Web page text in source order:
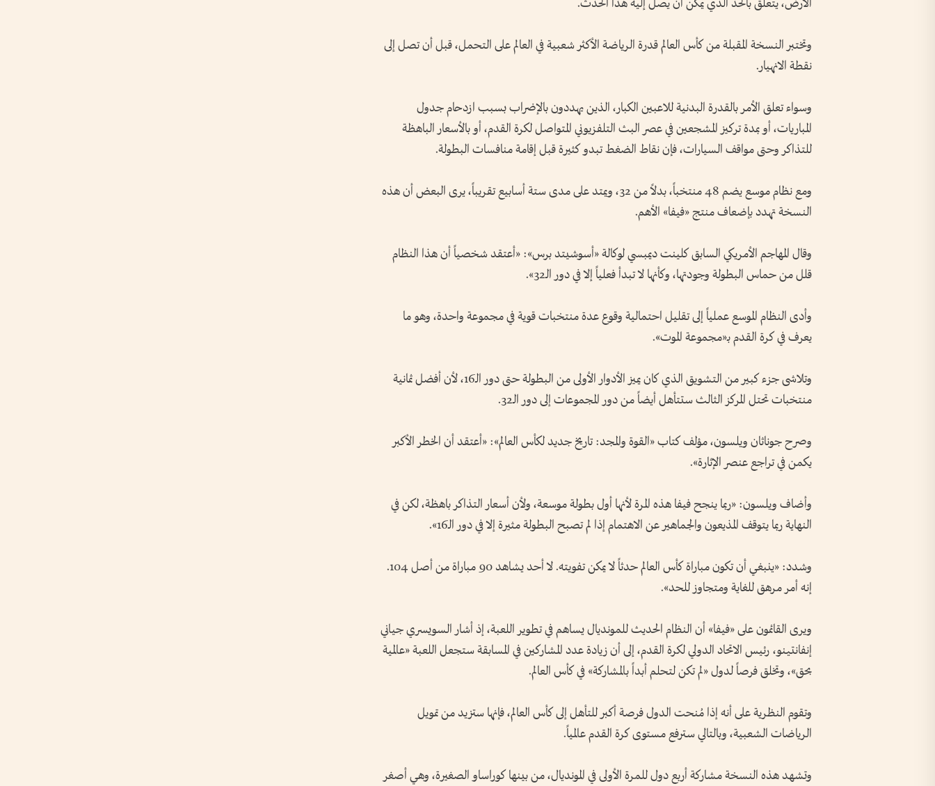
وتختبر النسخة المقبلة من كأس العالم قدرة الرياضة الأكثر شعبية في العالم على التحمل، قبل أن تصل إلى
نقطة الانهيار.
وسواء تعلق الأمر بالقدرة البدنية للاعبين الكبار، الذين يهددون بالإضراب بسبب ازدحام جدول
المباريات، أو بمدة تركيز المشجعين في عصر البث التلفزيوني المتواصل لكرة القدم، أو بالأسعار الباهظة
للتذاكر وحتى مواقف السيارات، فإن نقاط الضغط تبدو كثيرة قبل إقامة منافسات البطولة.
ومع نظام موسع يضم 48 منتخباً، بدلاً من 32، ويمتد على مدى ستة أسابيع تقريباً، يرى البعض أن هذه
النسخة تهدد بإضعاف منتج «فيفا» الأهم.
وقال المهاجم الأمريكي السابق كلينت ديمبسي لوكالة «أسوشيتد برس»: «أعتقد شخصياً أن هذا النظام
قلل من حماس البطولة وجودتها، وكأنها لا تبدأ فعلياً إلا في دور الـ32».
وأدى النظام الموسع عملياً إلى تقليل احتمالية وقوع عدة منتخبات قوية في مجموعة واحدة، وهو ما
يعرف في كرة القدم بـ«مجموعة الموت».
وتلاشى جزء كبير من التشويق الذي كان يميز الأدوار الأولى من البطولة حتى دور الـ16، لأن أفضل ثمانية
منتخبات تحتل المركز الثالث ستتأهل أيضاً من دور المجموعات إلى دور الـ32.
وصرح جوناثان ويلسون، مؤلف كتاب «القوة والمجد: تاريخ جديد لكأس العالم»: «أعتقد أن الخطر الأكبر
يكمن في تراجع عنصر الإثارة».
وأضاف ويلسون: «ربما ينجح فيفا هذه المرة لأنها أول بطولة موسعة، ولأن أسعار التذاكر باهظة، لكن في
النهاية ربما يتوقف المذيعون والجماهير عن الاهتمام إذا لم تصبح البطولة مثيرة إلا في دور الـ16».
وشدد: «ينبغي أن تكون مباراة كأس العالم حدثاً لا يمكن تفويته. لا أحد يشاهد 90 مباراة من أصل 104.
إنه أمر مرهق للغاية ومتجاوز للحد».
ويرى القائمون على «فيفا» أن النظام الحديث للمونديال يساهم في تطوير اللعبة، إذ أشار السويسري جياني
إنفانتينو، رئيس الاتحاد الدولي لكرة القدم، إلى أن زيادة عدد المشاركين في المسابقة ستجعل اللعبة «عالمية
بحق»، وتخلق فرصاً لدول «لم تكن لتحلم أبداً بالمشاركة» في كأس العالم.
وتقوم النظرية على أنه إذا مُنحت الدول فرصة أكبر للتأهل إلى كأس العالم، فإنها ستزيد من تمويل
الرياضات الشعبية، وبالتالي سترفع مستوى كرة القدم عالمياً.
وتشهد هذه النسخة مشاركة أربع دول للمرة الأولى في المونديال، من بينها كوراساو الصغيرة، وهي أصغر